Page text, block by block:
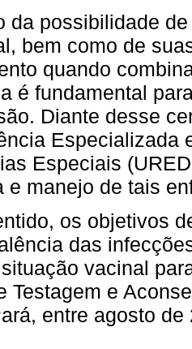
da possibilidade
bem como de
quando
é fundamental
Diante desse
Especializada
Especiais
e manejo de tais
os objetivos
das
vacinal
Testagem e
entre agosto